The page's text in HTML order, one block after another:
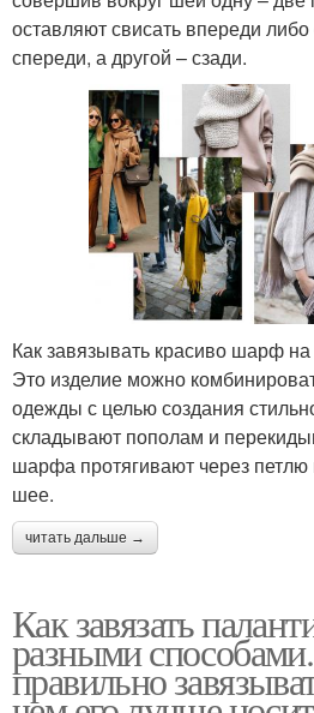
оставляют свисать впереди
спереди, а другой – сзади.
Как завязывать красиво шарф на
Это изделие можно
одежды с целью создания
складывают пополам и
шарфа протягивают через петлю
шее.
читать дальше →
Как завязать
разными
правильно